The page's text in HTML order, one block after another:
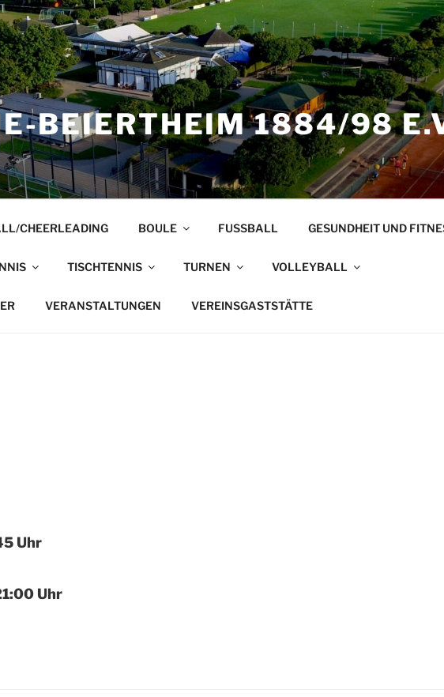
BEIERTHEIM 1884/98
CHEERLEADING BOULE FUSSBALL GESUNDHEIT UND
TISCHTENNIS TURNEN VOLLEYBALL
VERANSTALTUNGEN VEREINSGASTSTÄTTE
Uhr
Uhr